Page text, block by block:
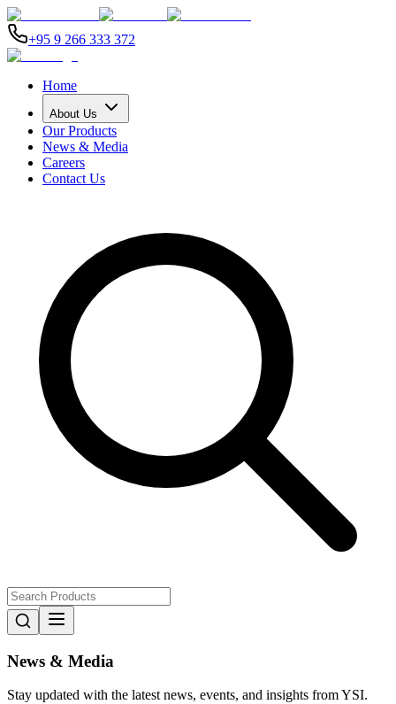
+95 9 266 333 372
Home
About Us
Our Products
News & Media
Careers
Contact Us
News & Media
Stay updated with the latest news, events, and insights from YSI.